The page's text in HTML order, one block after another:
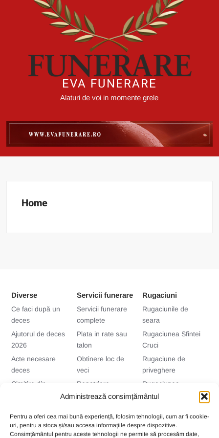
Administrează consimțământul
Pentru a oferi cea mai bună experiență, folosim tehnologii, cum ar fi cookie-
uri, pentru a stoca și/sau accesa informațiile despre dispozitive.
Consimțământul pentru aceste tehnologii ne permite să procesăm date,
EVA FUNERARE
Alaturi de voi in momente grele
Home
Diverse
Ce faci după un
deces
Ajutorul de deces
2026
Acte necesare
deces
Cimitire din
Bucuresti si Ilfov
Servicii funerare
Servicii funerare
complete
Plata in rate sau
talon
Obtinere loc de
veci
Repatriere
decedati
decedatilor
Rugaciuni
Rugaciunile de
seara
Rugaciunea Sfintei
Cruci
Rugaciune de
priveghere
Rugaciunea
vaduvei
(cina)
Traditii funerare Accesorii